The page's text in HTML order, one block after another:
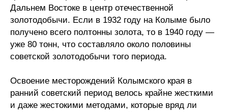
Дальнем Востоке в центр отечественной
золотодобычи. Если в 1932 году на Колыме было
получено всего полтонны золота, то в 1940 году —
уже 80 тонн, что составляло около половины
советской золотодобычи того периода.
Освоение месторождений Колымского края в
ранний советский период велось крайне жесткими
и даже жестокими методами, которые вряд ли